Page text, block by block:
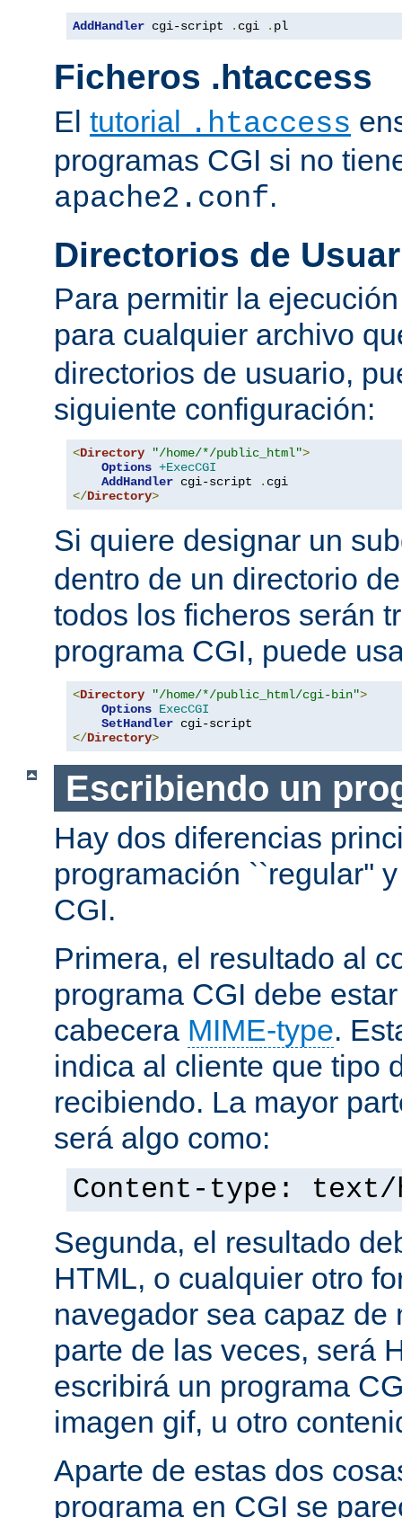
AddHandler cgi-script . cgi . pl
Ficheros .htaccess
El tutorial .htaccess
programas CGI si no
apache2.conf.
Directorios de
Para permitir la
para cualquier archivo
directorios de usuario,
siguiente configuración:
<Directory "/home/*/public_html">
Options +ExecCGI
AddHandler cgi-script .
</Directory>
Si quiere designar un
dentro de un directorio
todos los ficheros serán
programa CGI, puede
<Directory "/home/*/public_html/cgi-bin">
Options ExecCGI
SetHandler
</Directory>
Escribiendo un
Hay dos diferencias
programación ``regular''
CGI.
Primera, el resultado al
programa CGI debe
cabecera MIME-type.
indica al cliente que tipo
recibiendo. La mayor
será algo como:
Content-type: text/
Segunda, el resultado
HTML, o cualquier otro
navegador sea capaz de
parte de las veces, será
escribirá un programa
imagen gif, u otro
Aparte de estas dos
programa en CGI se